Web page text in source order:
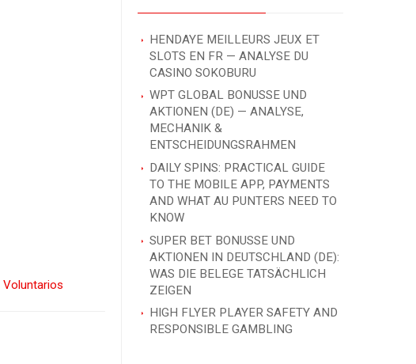
HENDAYE MEILLEURS JEUX ET
SLOTS EN FR — ANALYSE DU
CASINO SOKOBURU
WPT GLOBAL BONUSSE UND
AKTIONEN (DE) — ANALYSE,
MECHANIK &
ENTSCHEIDUNGSRAHMEN
DAILY SPINS: PRACTICAL GUIDE
TO THE MOBILE APP, PAYMENTS
AND WHAT AU PUNTERS NEED TO
KNOW
SUPER BET BONUSSE UND
AKTIONEN IN DEUTSCHLAND (DE):
WAS DIE BELEGE TATSÄCHLICH
ZEIGEN
HIGH FLYER PLAYER SAFETY AND
RESPONSIBLE GAMBLING
Voluntarios